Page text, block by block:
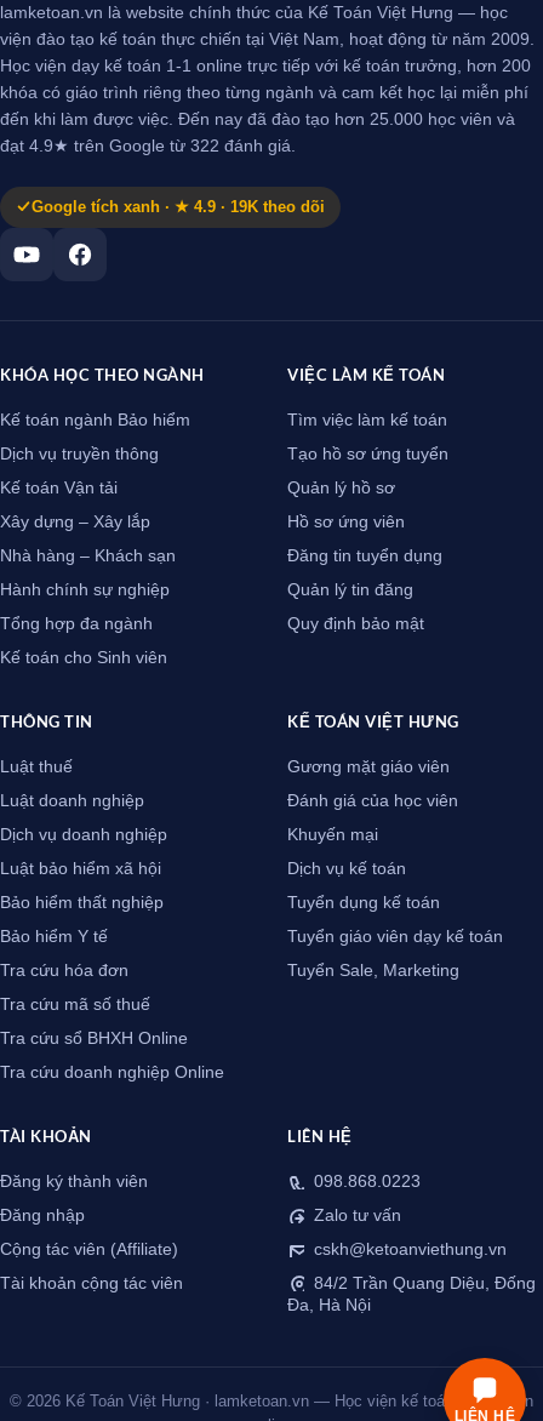
lamketoan.vn là website chính thức của Kế Toán Việt Hưng — học
viện đào tạo kế toán thực chiến tại Việt Nam, hoạt động từ năm 2009.
Học viện dạy kế toán 1-1 online trực tiếp với kế toán trưởng, hơn 200
khóa có giáo trình riêng theo từng ngành và cam kết học lại miễn phí
đến khi làm được việc. Đến nay đã đào tạo hơn 25.000 học viên và
đạt 4.9★ trên Google từ 322 đánh giá.
Google tích xanh · ★ 4.9 · 19K theo dõi
KHÓA HỌC THEO NGÀNH
Kế toán ngành Bảo hiểm
Dịch vụ truyền thông
Kế toán Vận tải
Xây dựng – Xây lắp
Nhà hàng – Khách sạn
Hành chính sự nghiệp
Tổng hợp đa ngành
Kế toán cho Sinh viên
VIỆC LÀM KẾ TOÁN
Tìm việc làm kế toán
Tạo hồ sơ ứng tuyển
Quản lý hồ sơ
Hồ sơ ứng viên
Đăng tin tuyển dụng
Quản lý tin đăng
Quy định bảo mật
THÔNG TIN
Luật thuế
Luật doanh nghiệp
Dịch vụ doanh nghiệp
Luật bảo hiểm xã hội
Bảo hiểm thất nghiệp
Bảo hiểm Y tế
Tra cứu hóa đơn
Tra cứu mã số thuế
Tra cứu sổ BHXH Online
Tra cứu doanh nghiệp Online
KẾ TOÁN VIỆT HƯNG
Gương mặt giáo viên
Đánh giá của học viên
Khuyến mại
Dịch vụ kế toán
Tuyển dụng kế toán
Tuyển giáo viên dạy kế toán
Tuyển Sale, Marketing
TÀI KHOẢN
Đăng ký thành viên
Đăng nhập
Cộng tác viên (Affiliate)
Tài khoản cộng tác viên
LIÊN HỆ
098.868.0223
Zalo tư vấn
cskh@ketoanviethung.vn
84/2 Trần Quang Diệu, Đống
Đa, Hà Nội
© 2026 Kế Toán Việt Hưng · lamketoan.vn — Học viện kế toán thực chiến
LIÊN HỆ